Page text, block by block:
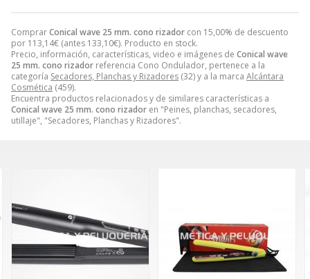
ComprarConical wave 25 mm. cono rizador con 15,00% de descuento
por 113,14€ (antes 133,10€). Producto en stock.
Precio, información, características, video e imágenes de Conical wave
25 mm. cono rizador referencia Cono Ondulador, pertenece a la
categoría Secadores, Planchas y Rizadores (32) y a la marca Alcántara
Cosmética (459).
Encuentra productos relacionados y de similares características a
Conical wave 25 mm. cono rizador en "Peines, planchas, secadores,
utillaje", "Secadores, Planchas y Rizadores".